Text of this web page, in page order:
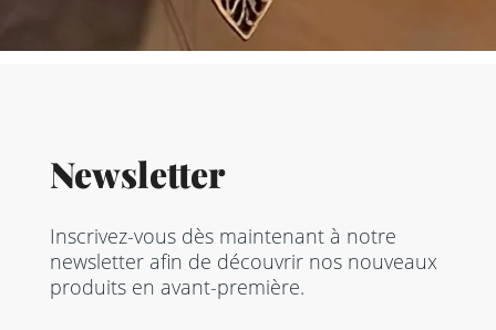
Newsletter
Inscrivez-vous dès maintenant à notre
newsletter afin de découvrir nos nouveaux
produits en avant-première.